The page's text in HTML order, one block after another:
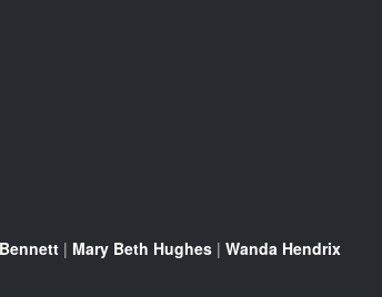
| Mary Beth Hughes | Wanda Hendrix